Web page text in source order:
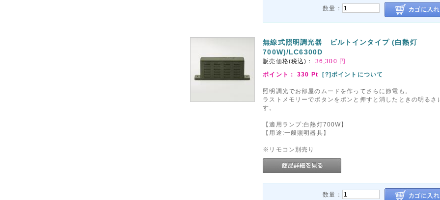
数量：
無線式照明調光器 ビルトインタイプ (白熱灯
700W)/LC6300D
販売価格(税込)： 36,300 円
ポイント：330 Pt[?]ポイントについて
照明調光でお部屋のムードを作ってさらに節電も。
ラストメモリーでボタンをポンと押すと消したときの明るさ
す。
【適用ランプ:白熱灯700W】
【用途:一般照明器具】
※リモコン別売り
数量：